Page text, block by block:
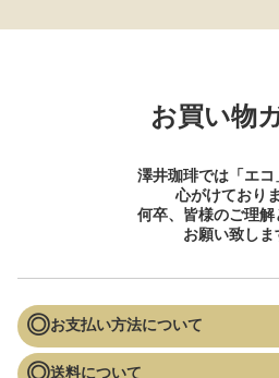
お買い物
澤井珈琲では「エコ
心がけておりま
何卒、皆様のご理解
お願い致しま
お支払い方法について
送料について